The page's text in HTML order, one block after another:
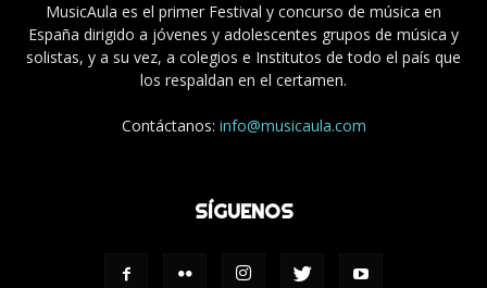
MusicAula es el primer Festival y concurso de música en
España dirigido a jóvenes y adolescentes grupos de música y
solistas, y a su vez, a colegios e Institutos de todo el país que
los respaldan en el certamen.
Contáctanos: info@musicaula.com
SÍGUENOS